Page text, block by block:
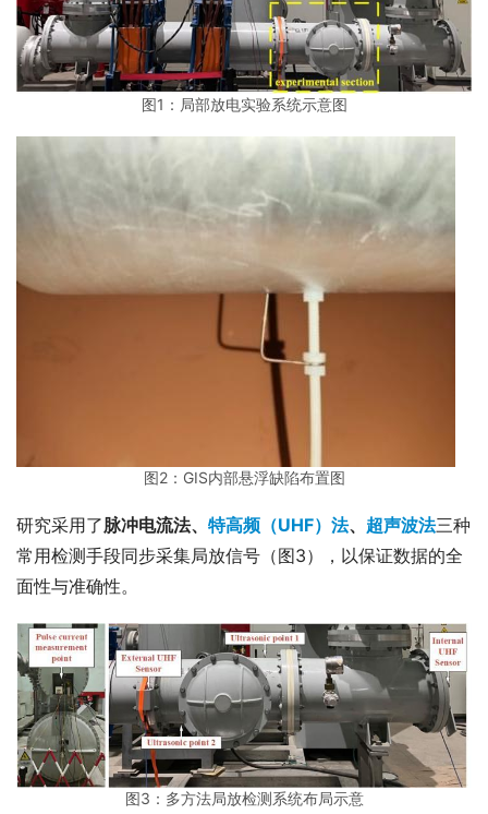
图1：局部放电实验系统示意图
图2：GIS内部悬浮缺陷布置图
研究采用了脉冲电流法、 特高频（UHF）法、 超声波法三种
常用检测手段同步采集局放信号（图3），以保证数据的全
面性与准确性。
图3：多方法局放检测系统布局示意